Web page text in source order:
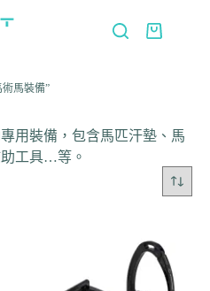
馬裝備”
用裝備，包含馬匹汗墊、馬
工具…等。